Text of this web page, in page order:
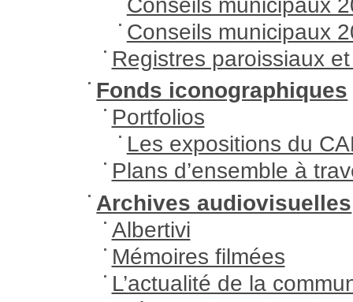
Conseils municipaux
Registres paroissiaux
Fonds iconographiques
Portfolios
Les expositions du
Plans d’ensemble à
Archives audiovisuelles
Albertivi
Mémoires filmées
L’actualité de la